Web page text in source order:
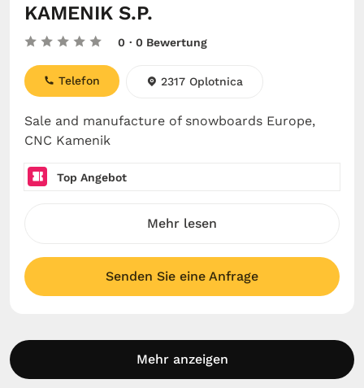
KAMENIK S.P.
0 · 0 Bewertung
Sale and manufacture of snowboards Europe,
CNC Kamenik
Telefon 2317 Oplotnica
Top Angebot
Mehr lesen
Senden Sie eine Anfrage
Mehr anzeigen